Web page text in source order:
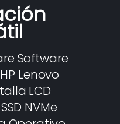
Software
Lenovo
LCD
NVMe